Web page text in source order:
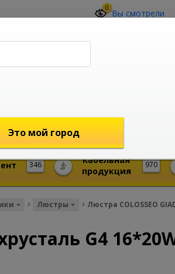
0 Вы смотрели
346 970
Кабельная
продукция
Люстры Люстра COLOSSEO
G4
Это мой город